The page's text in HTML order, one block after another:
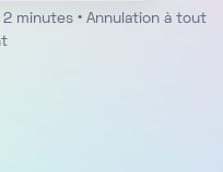
minutes • Annulation à tout